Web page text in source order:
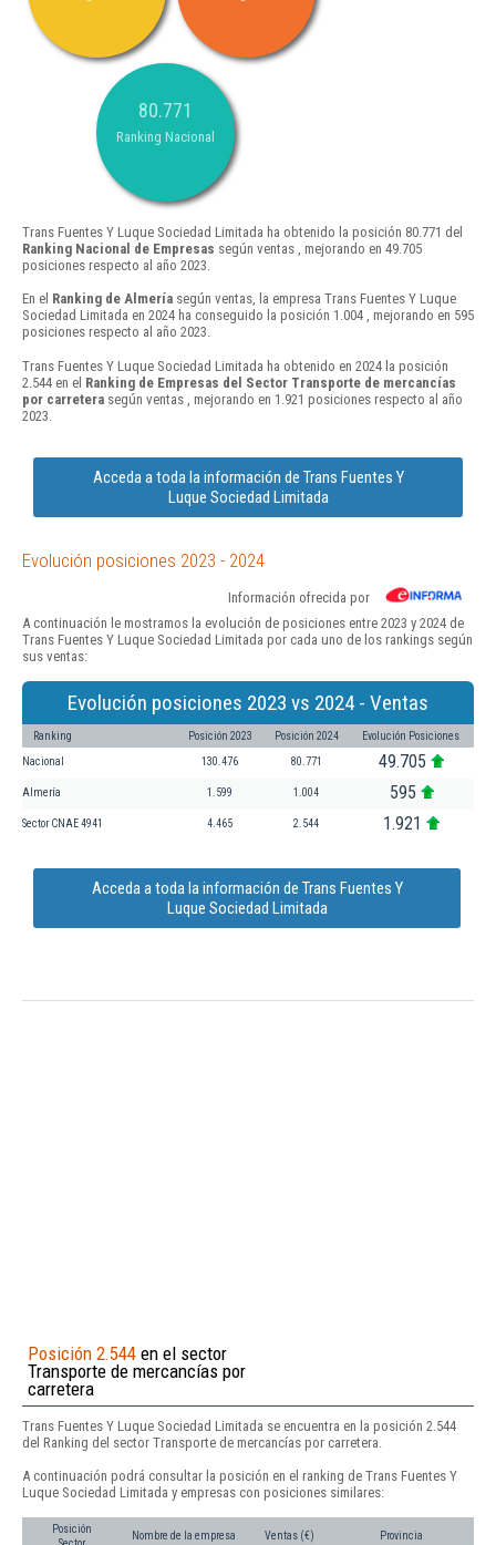
80.771
Ranking Nacional
Trans Fuentes Y Luque Sociedad Limitada ha obtenido la posición 80.771 del
Ranking Nacional de Empresas según ventas , mejorando en 49.705
posiciones respecto al año 2023.
En el Ranking de Almería según ventas, la empresa Trans Fuentes Y Luque
Sociedad Limitada en 2024 ha conseguido la posición 1.004 , mejorando en 595
posiciones respecto al año 2023.
Trans Fuentes Y Luque Sociedad Limitada ha obtenido en 2024 la posición
2.544 en el Ranking de Empresas del Sector Transporte de mercancías
por carretera según ventas , mejorando en 1.921 posiciones respecto al año
2023.
Acceda a toda la información de Trans Fuentes Y
Luque Sociedad Limitada
Evolución posiciones 2023 - 2024
Información ofrecida por
A continuación le mostramos la evolución de posiciones entre 2023 y 2024 de
Trans Fuentes Y Luque Sociedad Limitada por cada uno de los rankings según
sus ventas:
Evolución posiciones 2023 vs 2024 - Ventas
Ranking Posición 2023 Posición 2024 Evolución Posiciones
Nacional 130.476 80.771 49.705
Almería 1.599 1.004 595
Sector CNAE 4941 4.465 2.544 1.921
Acceda a toda la información de Trans Fuentes Y
Luque Sociedad Limitada
Posición 2.544 en el sector
Transporte de mercancías por
carretera
Trans Fuentes Y Luque Sociedad Limitada se encuentra en la posición 2.544
del Ranking del sector Transporte de mercancías por carretera.
A continuación podrá consultar la posición en el ranking de Trans Fuentes Y
Luque Sociedad Limitada y empresas con posiciones similares:
Posición
Nombre de la empresa Ventas (€) Provincia